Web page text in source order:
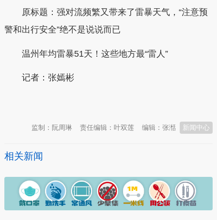
原标题：强对流频繁又带来了雷暴天气，“注意预
警和出行安全”绝不是说说而已
温州年均雷暴51天！这些地方最“雷人”
记者：张嫣彬
新闻中心
编辑：张湉
责任编辑：叶双莲
监制：阮周琳
相关新闻